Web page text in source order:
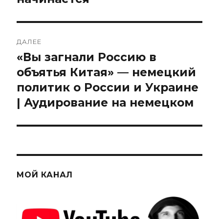
ДАЛЕЕ
Следующая
запись:
«Вы загнали Россию в
объятья Китая» — немецкий
политик о России и Украине
| Аудирование на немецком
МОЙ КАНАЛ